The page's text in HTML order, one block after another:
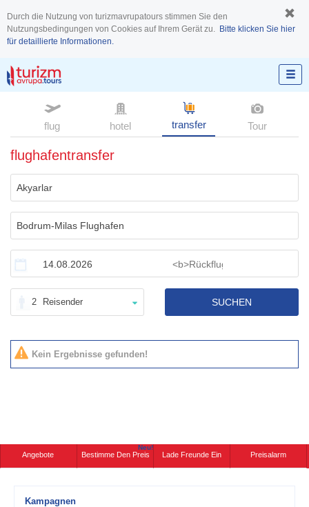
Durch die Nutzung von turizmavrupatours stimmen Sie den
Nutzungsbedingungen von Cookies auf Ihrem Gerät zu. Bitte klicken Sie hier
für detaillierte Informationen.
flug hotel transfer Tour
flughafentransfer
2 Reisender SUCHEN
Kein Ergebnisse gefunden!
Angebote Bestimme Den Preis
Neu!
Lade Freunde Ein Preisalarm
Kampagnen